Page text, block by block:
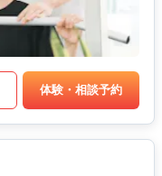
体験・相談予約